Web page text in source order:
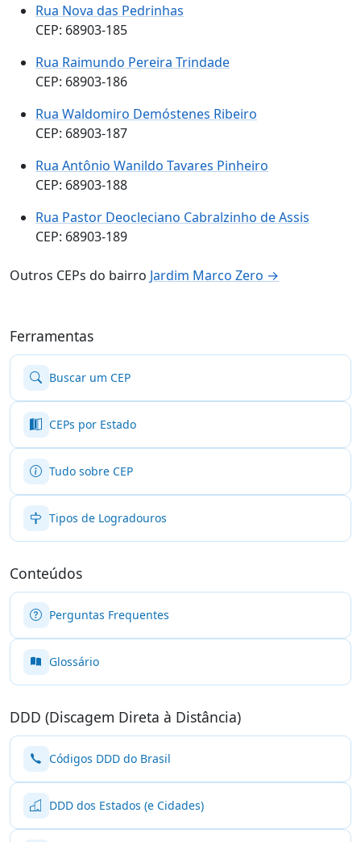
Rua Nova das Pedrinhas
CEP: 68903-185
Rua Raimundo Pereira Trindade
CEP: 68903-186
Rua Waldomiro Demóstenes Ribeiro
CEP: 68903-187
Rua Antônio Wanildo Tavares Pinheiro
CEP: 68903-188
Rua Pastor Deocleciano Cabralzinho de Assis
CEP: 68903-189
Outros CEPs do bairro Jardim Marco Zero →
Ferramentas
Buscar um CEP
CEPs por Estado
Tudo sobre CEP
Tipos de Logradouros
Conteúdos
Perguntas Frequentes
Glossário
DDD (Discagem Direta à Distância)
Códigos DDD do Brasil
DDD dos Estados (e Cidades)